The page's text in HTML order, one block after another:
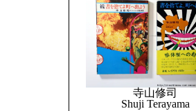
寺山修司
Shuji Terayama